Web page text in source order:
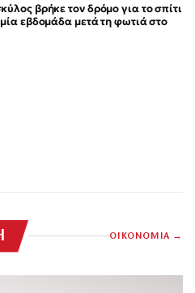
βρήκε τον δρόμο για το σπίτι
εβδομάδα μετά τη φωτιά στο
ΟΙΚΟΝΟΜΙΑ